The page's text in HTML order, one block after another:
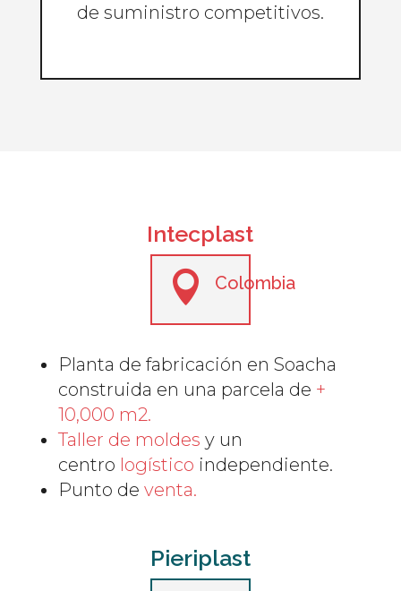
de suministro competitivos.
Intecplast
 Colombia
Planta de fabricación en Soacha
construida en una parcela de +
10,000 m2.
Taller de moldes y un
centro logístico independiente.
Punto de venta.
Pieriplast